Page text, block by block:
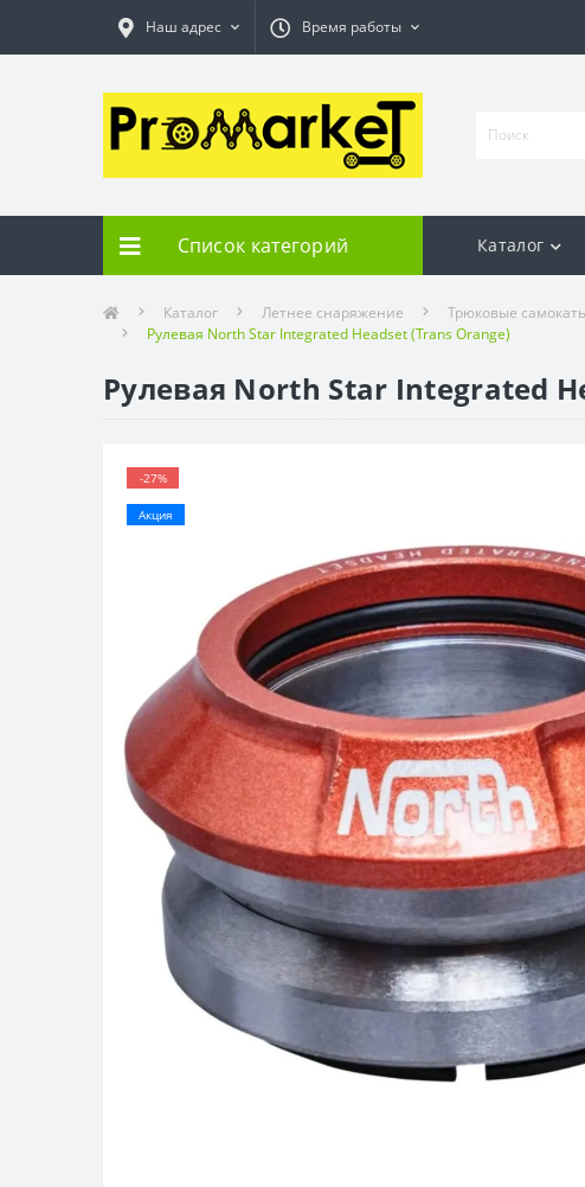
Наш адрес Время работы
Список категорий Каталог
Каталог Летнее снаряжение Трюковые
Рулевая North Star Integrated Headset (Trans Orange)
Рулевая North Star Integrated
-27%
Акция